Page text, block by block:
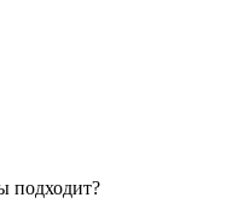
подходит?